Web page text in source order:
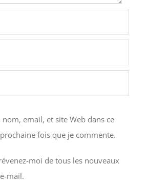
email, et site Web dans ce
fois que je commente.
moi de tous les nouveaux
mail.